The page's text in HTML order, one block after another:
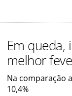
Em queda,
melhor
Na comparação
10,4%